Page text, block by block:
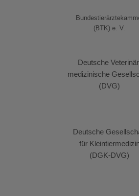
(BTK) e. V.
Deutsche
medizinische
(DVG)
Deutsche
für
(DGK-DVG)